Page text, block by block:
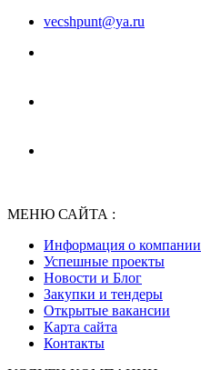
vecshpunt@ya.ru
МЕНЮ САЙТА :
Информация о компании
Успешные проекты
Новости и Блог
Закупки и тендеры
Открытые вакансии
Карта сайта
Контакты